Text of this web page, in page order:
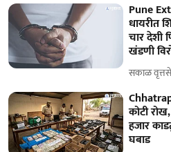
Pune
धायरीत
चार देशी
खंडणी
सकाळ
कोटी
हजार
घबाड